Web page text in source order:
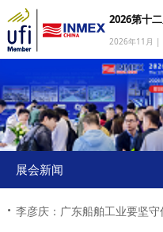
我要参展
我要参会
我要参观
商旅服务
2026第十
2026年11月 |
展会新闻
· 李彦庆：广东船舶工业要坚